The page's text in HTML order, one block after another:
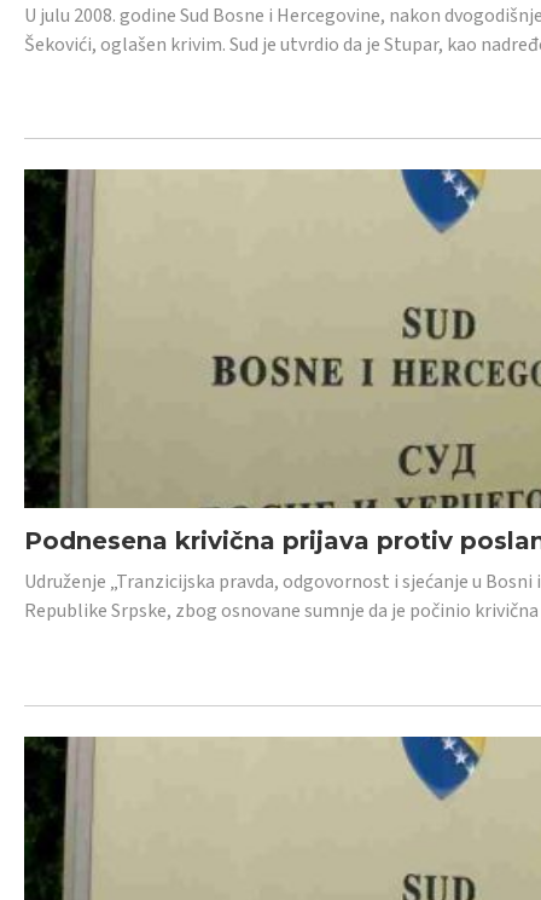
U julu 2008. godine Sud Bosne i Hercegovine, nakon
Šekovići, oglašen krivim. Sud je utvrdio da je Stupar, kao
Podnesena krivična prijava protiv
Udruženje „Tranzicijska pravda, odgovornost i sjećanje u
Republike Srpske, zbog osnovane sumnje da je počinio